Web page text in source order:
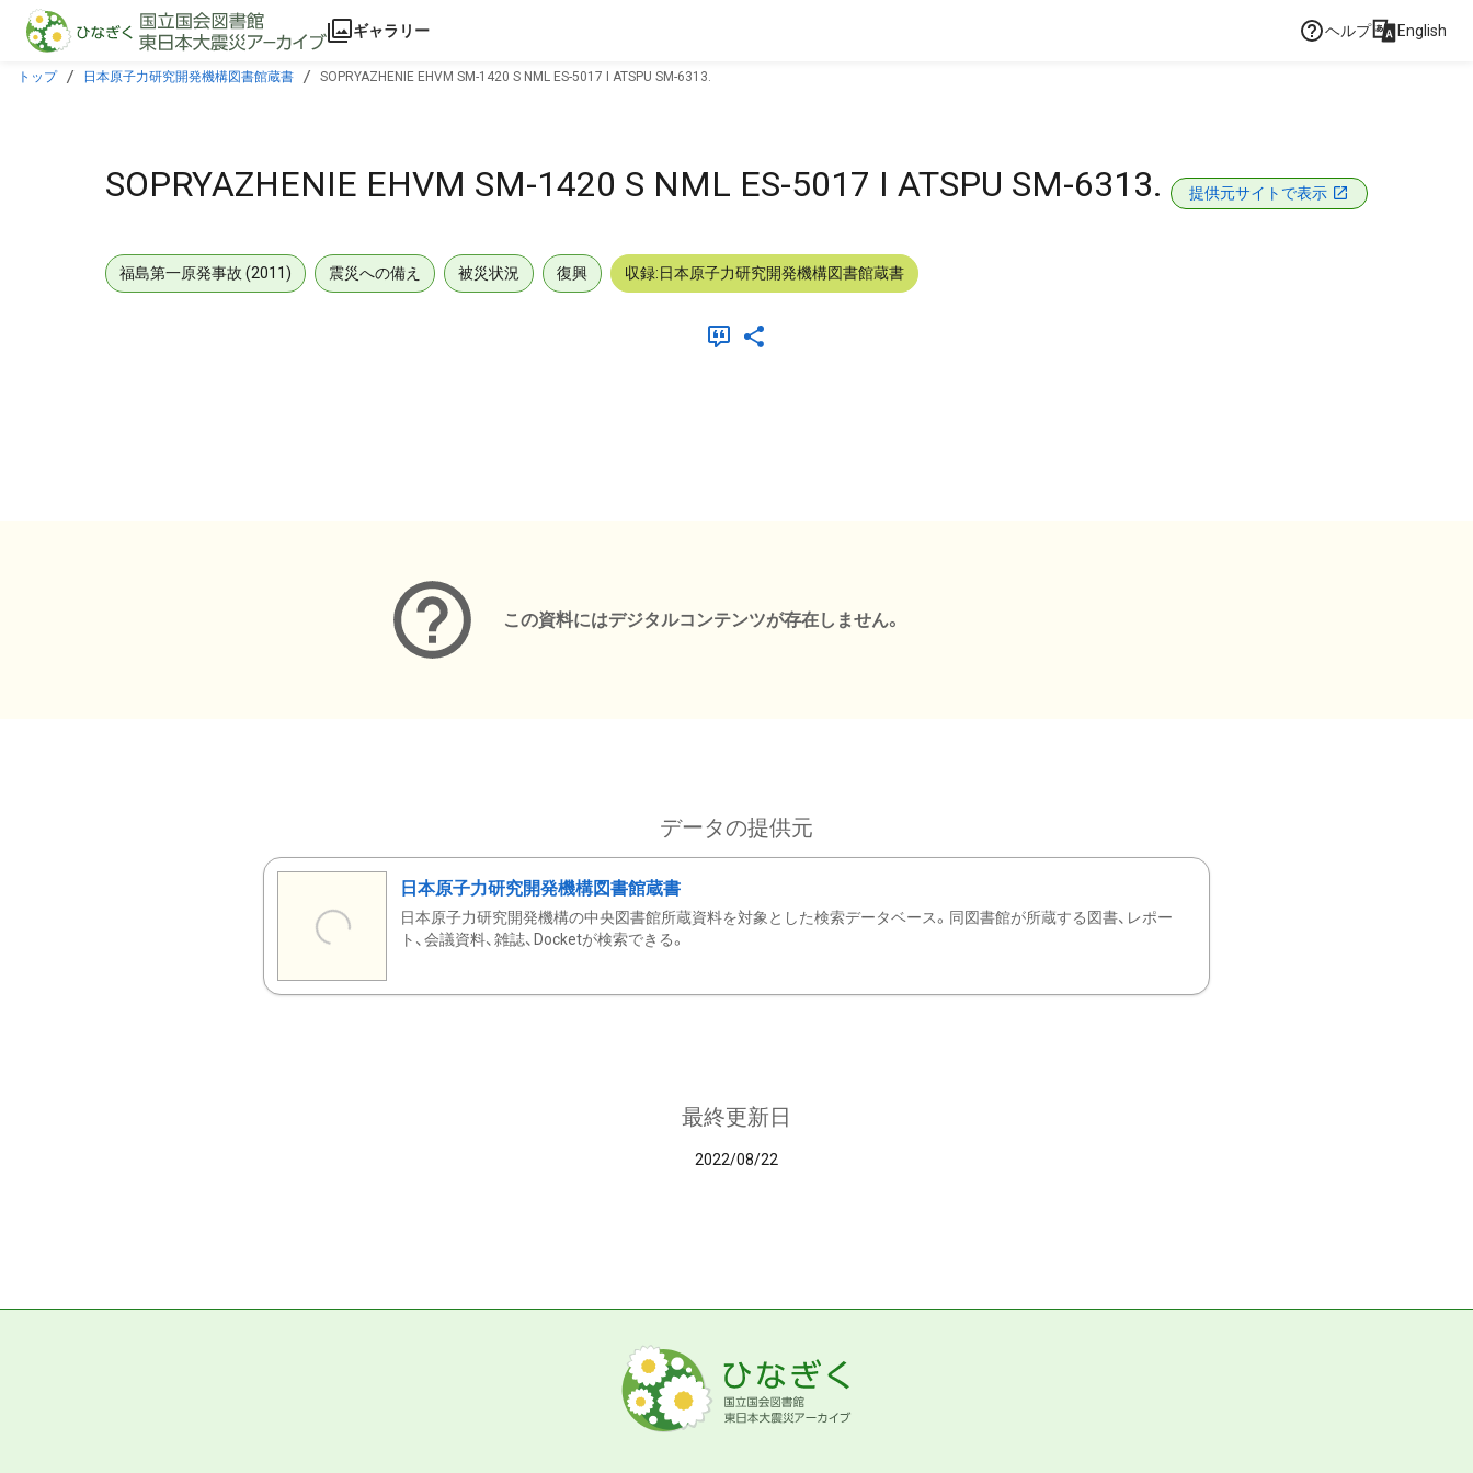
本文に飛ぶ
ギャラリー ヘルプ English
トップ 日本原子力研究開発機構図書館蔵書 SOPRYAZHENIE EHVM SM-1420 S NML ES-5017 I ATSPU SM-6313.
SOPRYAZHENIE EHVM SM-1420 S NML ES-5017 I ATSPU SM-6313. 提供元サイトで表示
福島第一原発事故 (2011) 震災への備え 被災状況 復興 収録:日本原子力研究開発機構図書館蔵書
この資料にはデジタルコンテンツが存在しません。
データの提供元
日本原子力研究開発機構図書館蔵書
日本原子力研究開発機構の中央図書館所蔵資料を対象とした検索データベース。同図書館が所蔵する図書、レポー
ト、会議資料、雑誌、Docketが検索できる。
最終更新日
2022/08/22